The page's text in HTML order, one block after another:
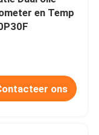
en Temp
ons